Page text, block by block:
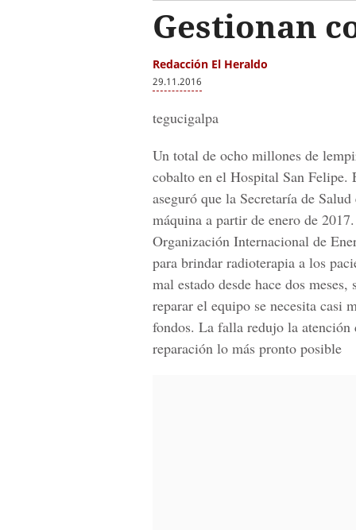
Gestionan
Redacción El Heraldo
29.11.2016
tegucigalpa
Un total de ocho millones de
cobalto en el Hospital San
aseguró que la Secretaría de
máquina a partir de enero de
Organización Internacional de
para brindar radioterapia a los
mal estado desde hace dos
reparar el equipo se necesita casi
fondos. La falla redujo la atención
reparación lo más pronto posible